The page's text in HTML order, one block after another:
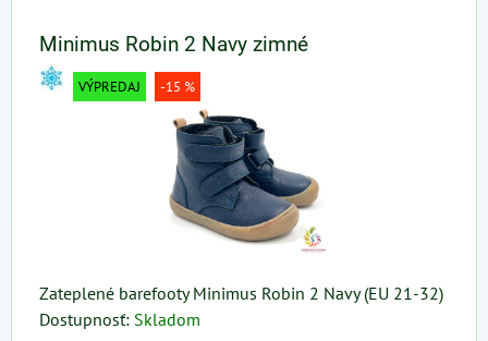
Minimus Robin 2 Navy zimné
VÝPREDAJ -15 %
Zateplené barefooty Minimus Robin 2 Navy (EU 21-32)
Dostupnosť: Skladom